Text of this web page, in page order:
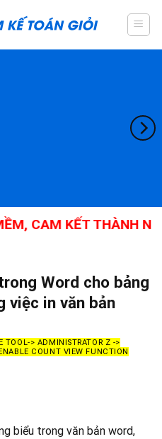
KẾT THÀNH NGHỀ
Word cho bảng
việc in văn bản
TOOL-> ADMINISTRATOR Z ->
COUNT VIEW FUNCTION
biểu trong văn bản word,